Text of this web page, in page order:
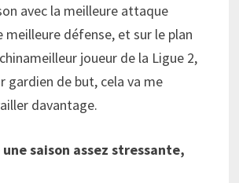
avec la meilleure attaque
meilleure défense, et sur le plan
joueur de la Ligue 2,
gardien de but, cela va me
davantage.
saison assez stressante,